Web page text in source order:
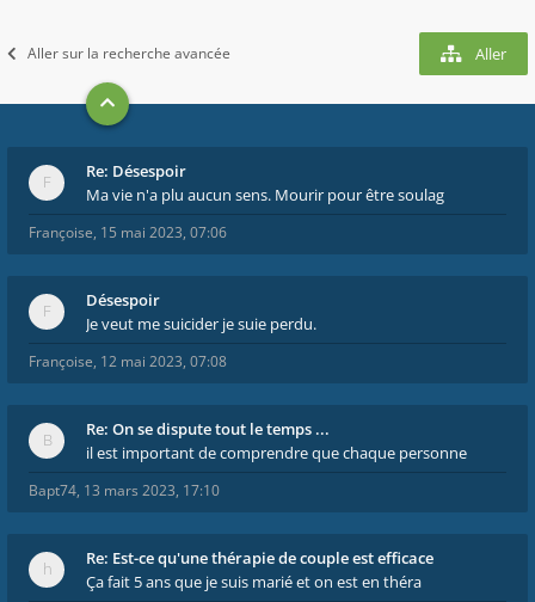
Aller sur la recherche avancée Aller
Re: Désespoir
Ma vie n'a plu aucun sens. Mourir pour être soulag
Françoise, 15 mai 2023, 07:06
Désespoir
Je veut me suicider je suie perdu.
Françoise, 12 mai 2023, 07:08
Re: On se dispute tout le temps ...
il est important de comprendre que chaque personne
Bapt74, 13 mars 2023, 17:10
Re: Est-ce qu'une thérapie de couple est efficace
Ça fait 5 ans que je suis marié et on est en théra